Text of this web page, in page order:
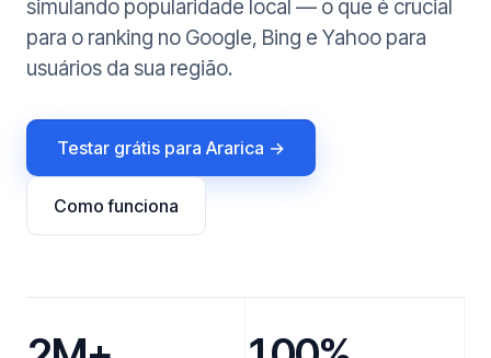
simulando popularidade local — o que é crucial
para o ranking no Google, Bing e Yahoo para
usuários da sua região.
Testar grátis para Ararica →
Como funciona